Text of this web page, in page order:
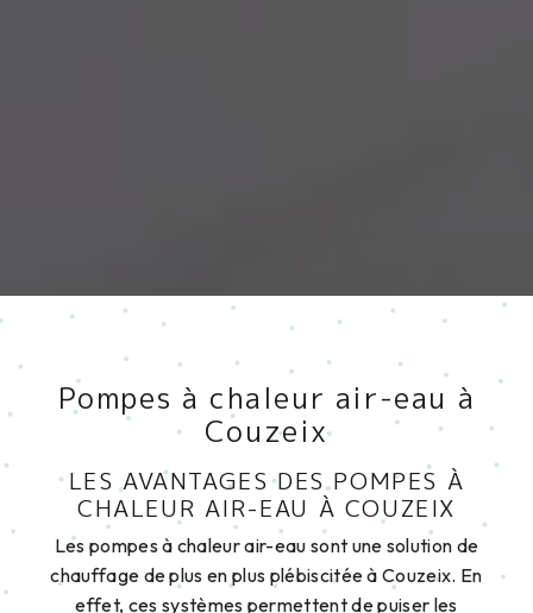
Pompes à chaleur air-eau à
Couzeix
LES AVANTAGES DES POMPES À
CHALEUR AIR-EAU À COUZEIX
Les pompes à chaleur air-eau sont une solution de
chauffage de plus en plus plébiscitée à Couzeix. En
effet, ces systèmes permettent de puiser les